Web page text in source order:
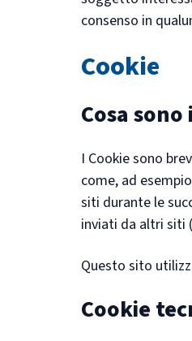
consenso in
Cookie
Cosa sono
I Cookie sono
come, ad
siti durante le
inviati da altri siti
Questo sito
Cookie